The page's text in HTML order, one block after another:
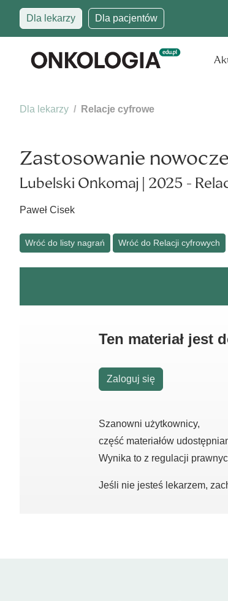
Dla lekarzy Dla pacjentów
Dla lekarzy Relacje cyfrowe
Zastosowanie
Lubelski Onkomaj | 2025 -
Paweł Cisek
Wróć do listy nagrań Wróć do Relacji cyfrowych
Ten materiał jest
Zaloguj się
Szanowni użytkownicy,
część materiałów
Wynika to z regulacji
Jeśli nie jesteś lekarzem,